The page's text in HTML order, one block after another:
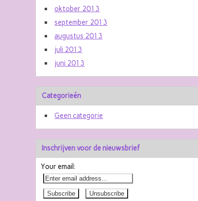
oktober 2013
september 2013
augustus 2013
juli 2013
juni 2013
Categorieën
Geen categorie
Inschrijven voor de nieuwsbrief
Your email: